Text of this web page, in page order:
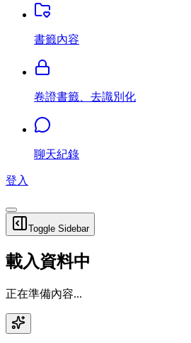
書籤內容
卷證書籤、去識別化
聊天紀錄
登入
Toggle Sidebar
載入資料中
正在準備內容...